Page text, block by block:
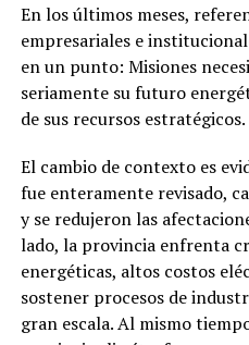
En los últimos meses,
empresariales e
en un punto: Misiones
seriamente su futuro
de sus recursos estratégicos.
El cambio de contexto es
fue enteramente revisado,
y se redujeron las
lado, la provincia enfrenta
energéticas, altos costos
sostener procesos de
gran escala. Al mismo